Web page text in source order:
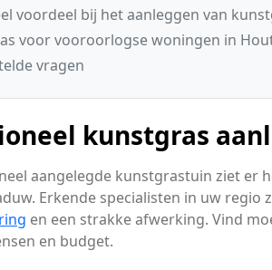
voordeel bij het aanleggen van
voor vooroorlogse woningen in
vragen
kunstgras
aangelegde kunstgrastuin ziet er
Erkende specialisten in uw
en een strakke afwerking. Vind
en budget.